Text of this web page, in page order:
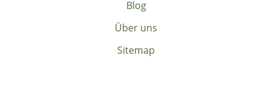
Blog
Über uns
Sitemap